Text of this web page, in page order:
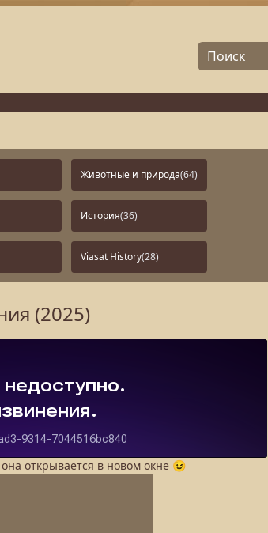
Животные и природа(64)
История(36)
Viasat History(28)
(2025)
открывается в новом окне 😉